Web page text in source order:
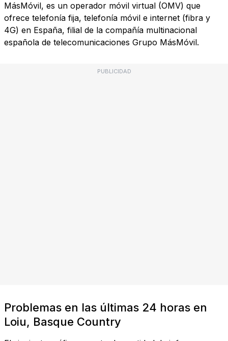
MásMóvil, es un operador móvil virtual (OMV) que
ofrece telefonía fija, telefonía móvil e internet (fibra y
4G) en España, filial de la compañía multinacional
española de telecomunicaciones Grupo MásMóvil.
PUBLICIDAD
Problemas en las últimas 24 horas en
Loiu, Basque Country